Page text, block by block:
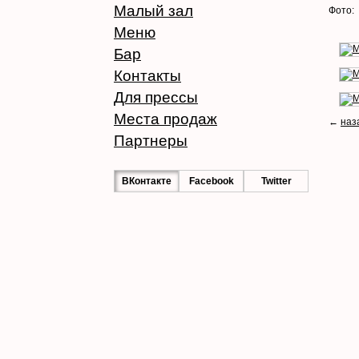
Малый зал
Меню
Бар
Контакты
Для прессы
Места продаж
Партнеры
ВКонтакте Facebook Twitter
Фото:
←